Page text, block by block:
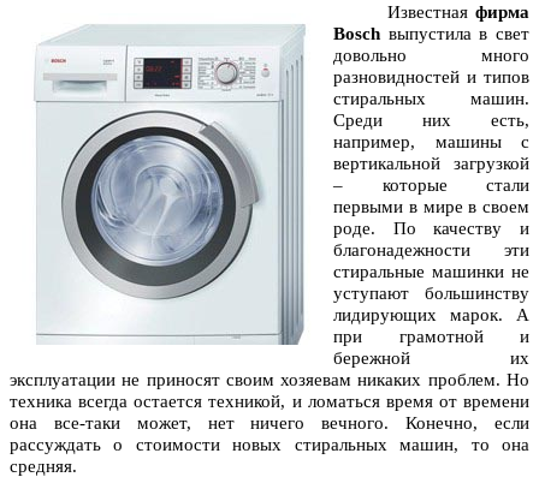
Известная фирма
Bosch выпустила в свет
довольно много
разновидностей и типов
стиральных машин.
Среди них есть,
например, машины с
вертикальной загрузкой
– которые стали
первыми в мире в своем
роде. По качеству и
благонадежности эти
стиральные машинки не
уступают большинству
лидирующих марок. А
при грамотной и
бережной их
эксплуатации не приносят своим хозяевам никаких проблем. Но
техника всегда остается техникой, и ломаться время от времени
она все-таки может, нет ничего вечного. Конечно, если
рассуждать о стоимости новых стиральных машин, то она
средняя.